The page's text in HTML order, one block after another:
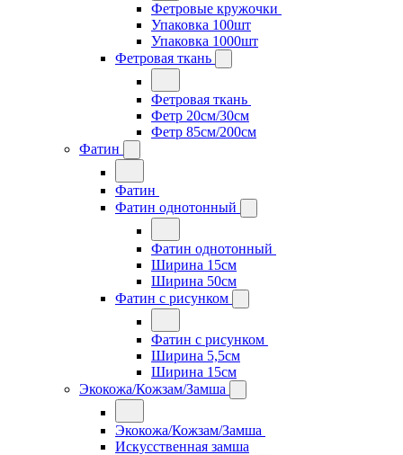
Фетровые кружочки
Упаковка 100шт
Упаковка 1000шт
Фетровая ткань
Фетровая ткань
Фетр 20см/30см
Фетр 85см/200см
Фатин
Фатин
Фатин однотонный
Фатин однотонный
Ширина 15см
Ширина 50см
Фатин с рисунком
Фатин с рисунком
Ширина 5,5см
Ширина 15см
Экокожа/Кожзам/Замша
Экокожа/Кожзам/Замша
Искусственная замша